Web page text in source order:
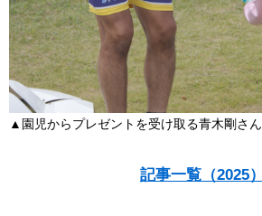
▲園児からプレゼントを受け取る青木剛さん
記事一覧（2025）